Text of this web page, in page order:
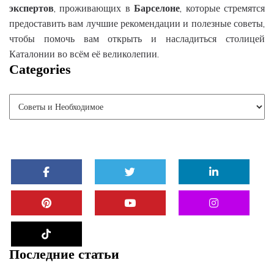
экспертов, проживающих вБарселоне, которые стремятся
предоставить вам лучшие рекомендации и полезные советы,
чтобы помочь вам открыть и насладиться столицей
Каталонии во всём её великолепии.
Categories
Последние статьи